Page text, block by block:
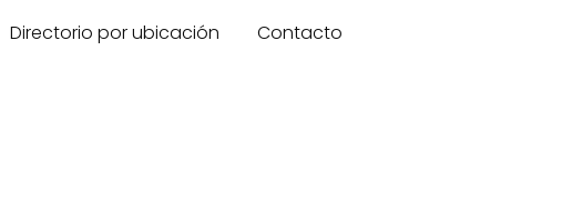
Directorio por ubicación Contacto